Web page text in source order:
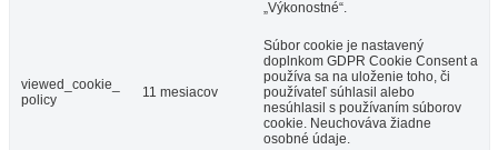
„Výkonostné“.
viewed_cookie_
policy
11 mesiacov
Súbor cookie je nastavený
doplnkom GDPR Cookie Consent a
používa sa na uloženie toho, či
používateľ súhlasil alebo
nesúhlasil s používaním súborov
cookie. Neuchováva žiadne
osobné údaje.